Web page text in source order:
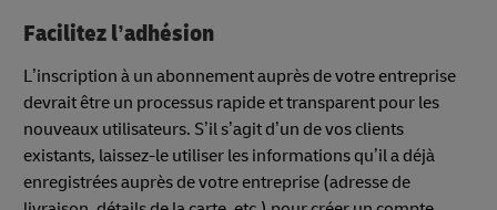
Facilitez l’adhésion
L’inscription à un abonnement auprès de votre entreprise
devrait être un processus rapide et transparent pour les
nouveaux utilisateurs. S’il s’agit d’un de vos clients
existants, laissez-le utiliser les informations qu’il a déjà
enregistrées auprès de votre entreprise (adresse de